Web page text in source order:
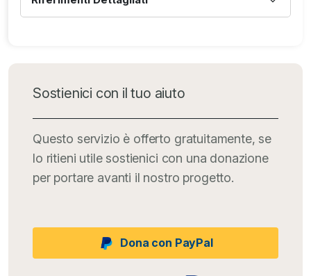
Sostienici con il tuo aiuto
Questo servizio è offerto gratuitamente, se
lo ritieni utile sostienici con una donazione
per portare avanti il nostro progetto.
Dona con PayPal